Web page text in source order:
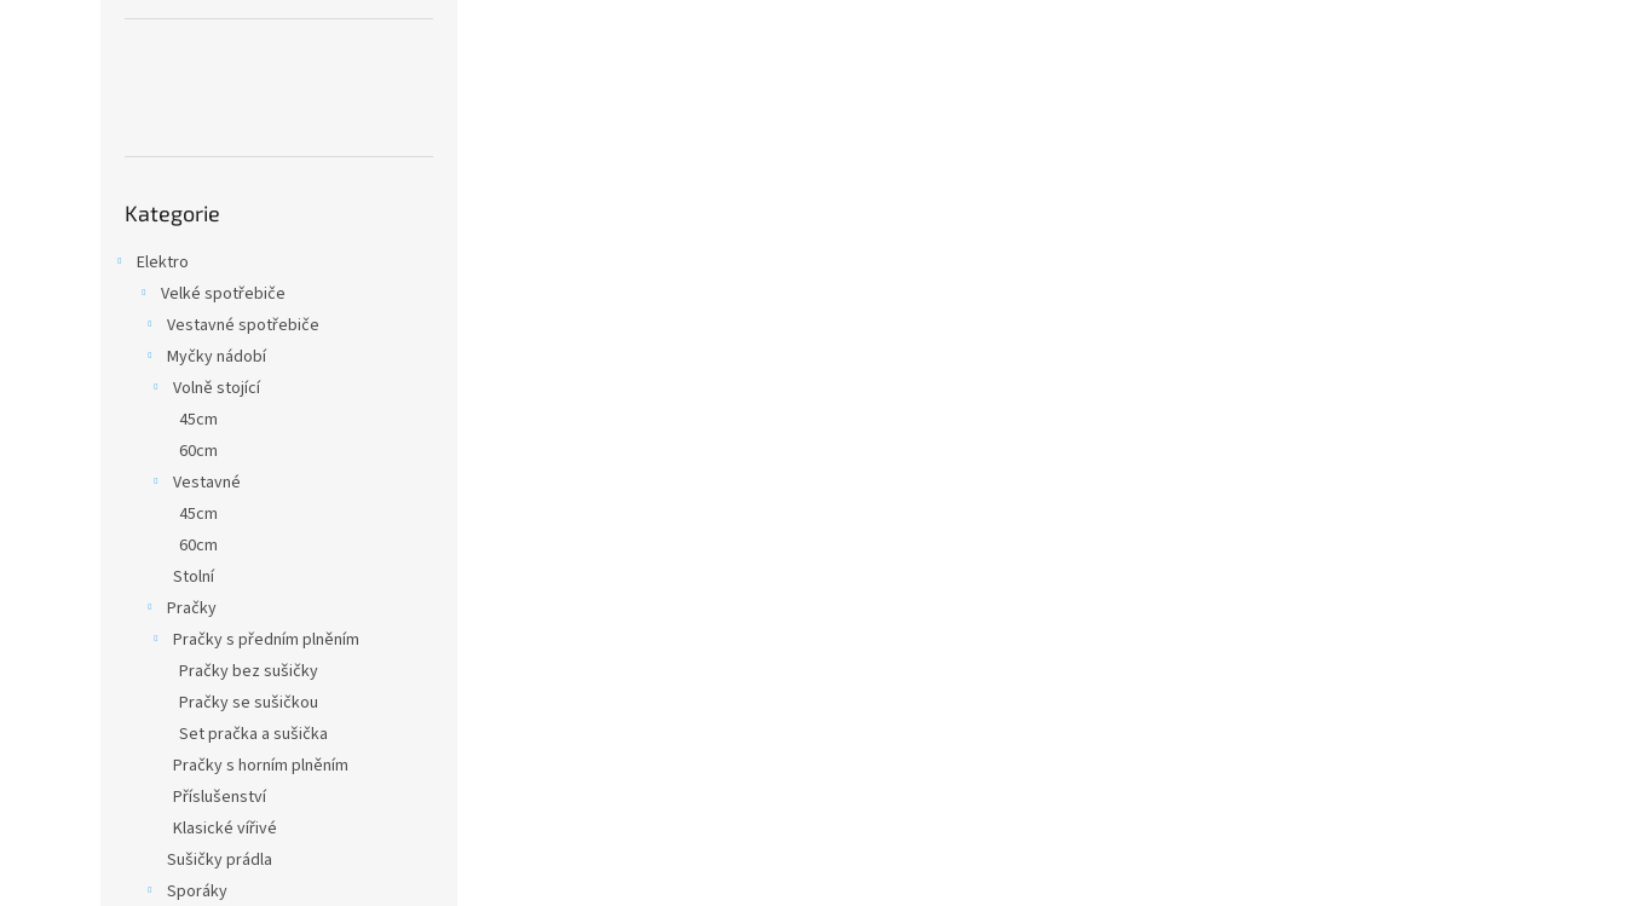
kategorie
Kategorie
Elektro
Velké spotřebiče
Vestavné spotřebiče
Myčky nádobí
Volně stojící
45cm
60cm
Vestavné
45cm
60cm
Stolní
Pračky
Pračky s předním plněním
Pračky bez sušičky
Pračky se sušičkou
Set pračka a sušička
Pračky s horním plněním
Příslušenství
Klasické vířivé
Sušičky prádla
Sporáky